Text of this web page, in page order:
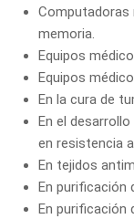
Computadoras
memoria.
Equipos
Equipos
En la cura de
En el
en resistencia
En tejidos
En purificación
En purificación